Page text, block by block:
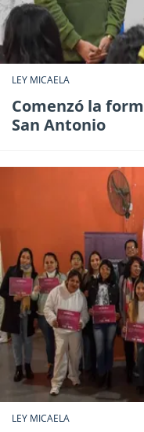
LEY MICAELA
Comenzó la
San Antonio
LEY MICAELA